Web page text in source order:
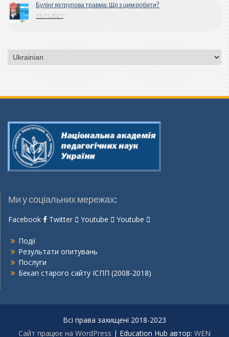
Булінг як групова травма: Що з цим робити?
15.11.2021
Вибрати
мову
Ми у соціальних мережах:
Facebook Twitter Youtube Youtube
Події
Результати опитувань
Послуги
Бекап старого сайту ІСПП (2008-2018)
Всі права захищені 2018-2023
Сайт працює на WordPress | Education Hub автор: WEN